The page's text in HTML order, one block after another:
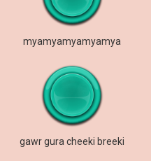
myamyamyamyamya
gawr gura cheeki breeki